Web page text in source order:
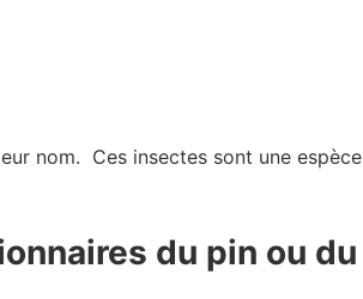
nom. Ces insectes sont une espèce
du pin ou du